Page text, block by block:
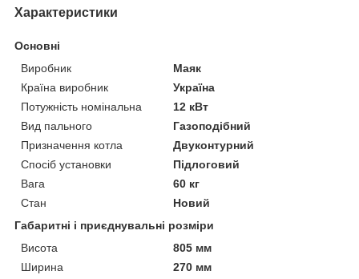
Характеристики
Основні
Виробник
Маяк
Країна виробник
Україна
Потужність номінальна
12 кВт
Вид пального
Газоподібний
Призначення котла
Двуконтурний
Спосіб установки
Підлоговий
Вага
60 кг
Стан
Новий
Габаритні і приєднувальні розміри
Висота
805 мм
Ширина
270 мм